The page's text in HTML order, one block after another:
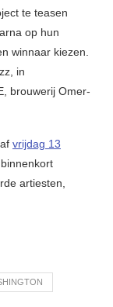
te teasen
op hun
winnaar kiezen.
in
brouwerij Omer-
vrijdag 13
artiesten,